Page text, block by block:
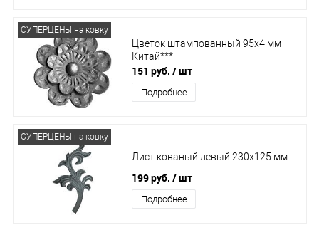
СУПЕРЦЕНЫ на ковку
Цветок штампованный 95х4 мм
Китай***
151 руб. / шт
Подробнее
СУПЕРЦЕНЫ на ковку
Лист кованый левый 230х125 мм
199 руб. / шт
Подробнее